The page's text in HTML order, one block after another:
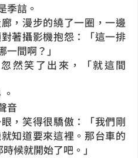
誩。
漫步的繞了一圈，一邊
著攝影機抱怨：「這一排
間啊？」
笑了出來，「就這間
音
笑得很驕傲：「我們剛
知道要來這裡。那台車的
候就開始了吧。」